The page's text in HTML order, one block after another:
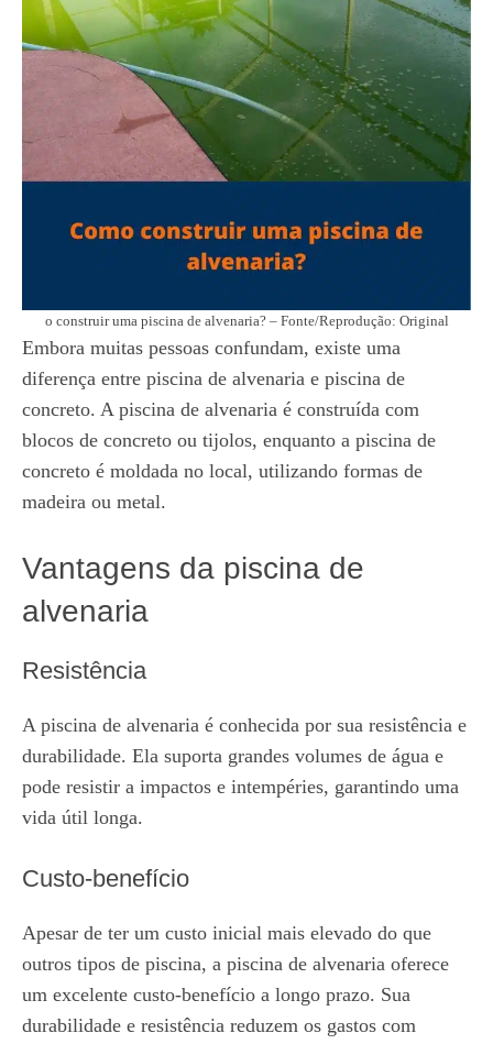
o construir uma piscina de alvenaria? – Fonte/Reprodução: Original
Embora muitas pessoas confundam, existe uma
diferença entre piscina de alvenaria e piscina de
concreto. A piscina de alvenaria é construída com
blocos de concreto ou tijolos, enquanto a piscina de
concreto é moldada no local, utilizando formas de
madeira ou metal.
Vantagens da piscina de
alvenaria
Resistência
A piscina de alvenaria é conhecida por sua resistência e
durabilidade. Ela suporta grandes volumes de água e
pode resistir a impactos e intempéries, garantindo uma
vida útil longa.
Custo-benefício
Apesar de ter um custo inicial mais elevado do que
outros tipos de piscina, a piscina de alvenaria oferece
um excelente custo-benefício a longo prazo. Sua
durabilidade e resistência reduzem os gastos com